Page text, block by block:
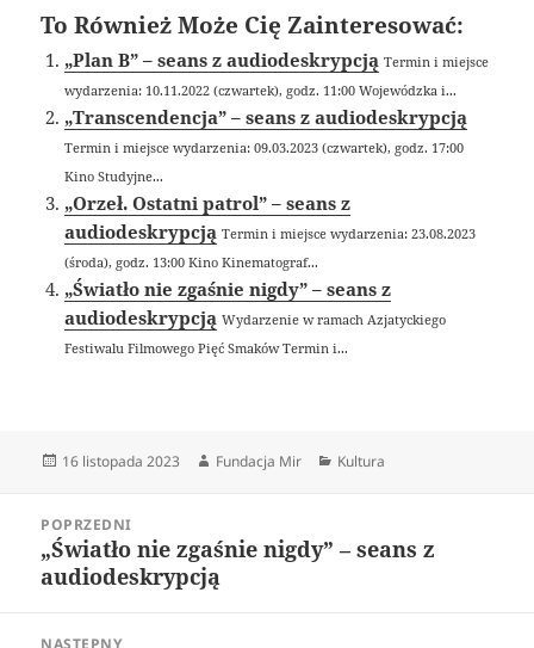
To Również Może Cię Zainteresować:
„Plan B” – seans z audiodeskrypcją Termin i miejsce
wydarzenia: 10.11.2022 (czwartek), godz. 11:00 Wojewódzka i...
„Transcendencja” – seans z audiodeskrypcją
Termin i miejsce wydarzenia: 09.03.2023 (czwartek), godz. 17:00
Kino Studyjne...
„Orzeł. Ostatni patrol” – seans z
audiodeskrypcją Termin i miejsce wydarzenia: 23.08.2023
(środa), godz. 13:00 Kino Kinematograf...
„Światło nie zgaśnie nigdy” – seans z
audiodeskrypcją Wydarzenie w ramach Azjatyckiego
Festiwalu Filmowego Pięć Smaków Termin i...
Data
16 listopada 2023 Autor
Fundacja Mir Kategorie
Kultura
wpisuPOPRZEDNI
Poprzedni
wpis:
„Światło nie zgaśnie nigdy” – seans z
audiodeskrypcją
NASTĘPNY